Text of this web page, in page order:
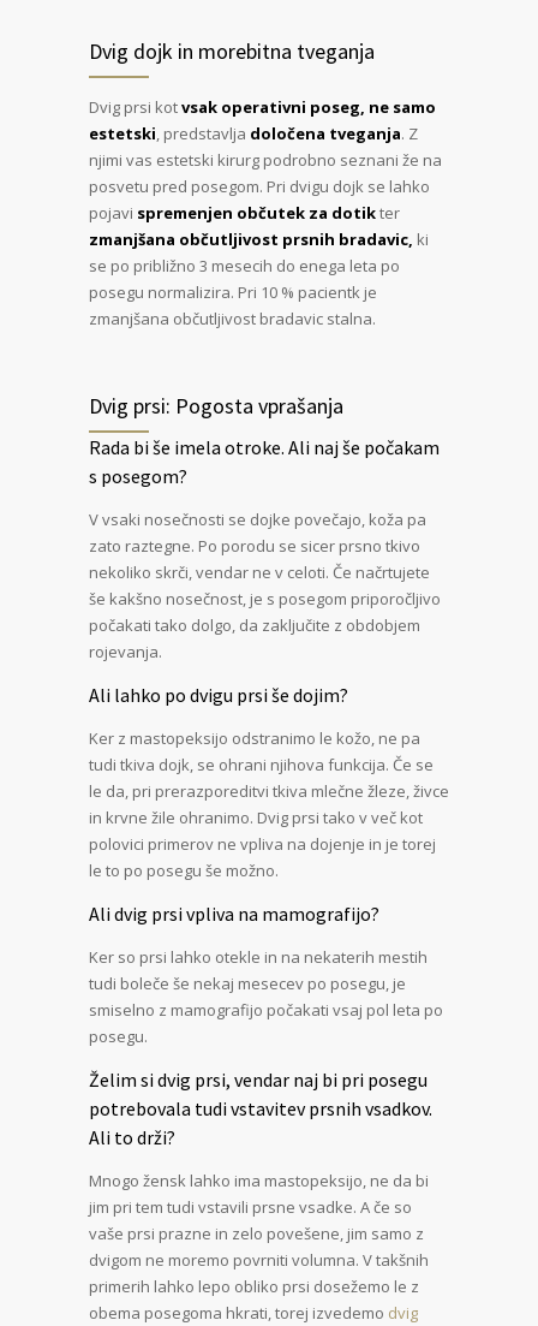
Dvig dojk in morebitna tveganja
Dvig prsi kotvsak operativni poseg, ne samo
estetski, predstavlja določena tveganja. Z
njimi vas estetski kirurg podrobno seznani že na
posvetu pred posegom. Pri dvigu dojk se lahko
pojavi spremenjen občutek za dotikter
zmanjšana občutljivost prsnih bradavic, ki
se po približno 3 mesecih do enega leta po
posegu normalizira. Pri 10 % pacientk je
zmanjšana občutljivost bradavic stalna.
Dvig prsi: Pogosta vprašanja
Rada bi še imela otroke. Ali naj še počakam
s posegom?
V vsaki nosečnosti se dojke povečajo, koža pa
zato raztegne. Po porodu se sicer prsno tkivo
nekoliko skrči, vendar ne v celoti. Če načrtujete
še kakšno nosečnost, je s posegom priporočljivo
počakati tako dolgo, da zaključite z obdobjem
rojevanja.
Ali lahko po dvigu prsi še dojim?
Ker z mastopeksijo odstranimo le kožo, ne pa
tudi tkiva dojk, se ohrani njihova funkcija. Če se
le da, pri prerazporeditvi tkiva mlečne žleze, živce
in krvne žile ohranimo. Dvig prsi tako v več kot
polovici primerov ne vpliva na dojenje in je torej
le to po posegu še možno.
Ali dvig prsi vpliva na mamografijo?
Ker so prsi lahko otekle in na nekaterih mestih
tudi boleče še nekaj mesecev po posegu, je
smiselno z mamografijo počakati vsaj pol leta po
posegu.
Želim si dvig prsi, vendar naj bi pri posegu
potrebovala tudi vstavitev prsnih vsadkov.
Ali to drži?
Mnogo žensk lahko ima mastopeksijo, ne da bi
jim pri tem tudi vstavili prsne vsadke. A če so
vaše prsi prazne in zelo povešene, jim samo z
dvigom ne moremo povrniti volumna. V takšnih
primerih lahko lepo obliko prsi dosežemo le z
obema posegoma hkrati, torej izvedemo dvig